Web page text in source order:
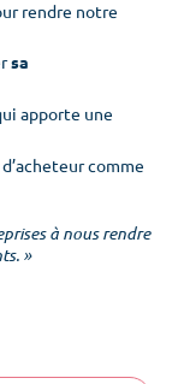
rendre notre
sa
apporte une
comme
à nous rendre
»